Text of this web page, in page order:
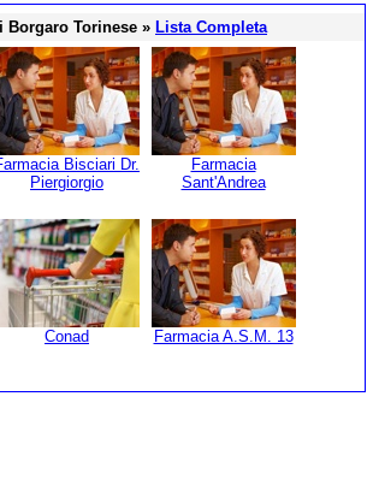
Borgaro Torinese » Lista Completa
Bisciari Dr.
Piergiorgio
Farmacia
Sant'Andrea
Conad Farmacia A.S.M. 13